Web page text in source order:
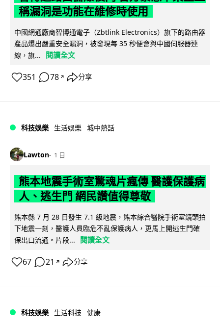
稱漏洞是功能在維修時使用
中國網通廠商智博通電子（Zbtlink Electronics）旗下的路由器
產品爆出嚴重安全漏洞，被發現每 35 秒便會與中國伺服器連
線，旗...
閱讀全文
351 78 ↗ 分享
科技娛樂 生活娛樂 城中熱話
Lawton 1 日
熊本地震手術室驚魂片瘋傳 醫護保護病
人、逃生門 網民讚值得尊敬
熊本縣 7 月 28 日發生 7.1 級地震，熊本綜合醫院手術室鏡頭拍
下地震一刻，醫護人員臨危不亂保護病人，更馬上開逃生門確
保出口流通。片段...
閱讀全文
67 21 ↗ 分享
科技娛樂 生活科技 健康